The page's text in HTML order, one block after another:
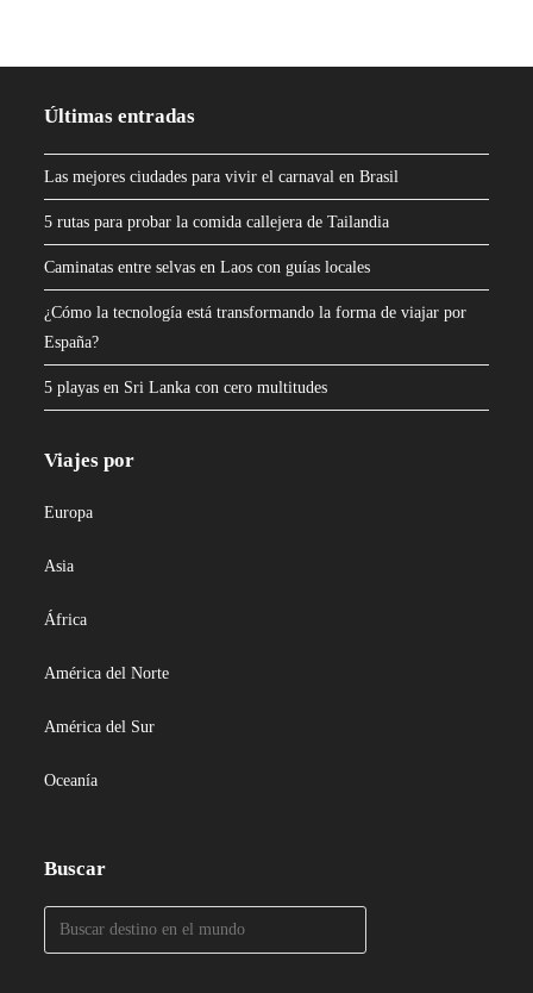
Últimas entradas
Las mejores ciudades para vivir el carnaval en Brasil
5 rutas para probar la comida callejera de Tailandia
Caminatas entre selvas en Laos con guías locales
¿Cómo la tecnología está transformando la forma de viajar por
España?
5 playas en Sri Lanka con cero multitudes
Viajes por
Europa
Asia
África
América del Norte
América del Sur
Oceanía
Buscar